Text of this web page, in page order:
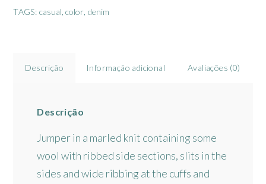
TAGS: casual ,color denim
Descrição Informação adicional Avaliações (0)
Descrição
Jumper in a marled knit containing some
wool with ribbed side sections, slits in the
sides and wide ribbing at the cuffs and